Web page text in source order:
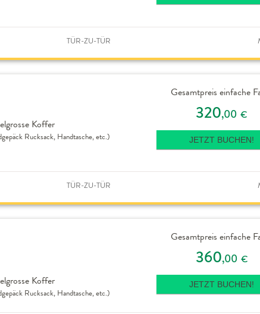
TÜR-ZU-TÜR
Koffer
Rucksack, Handtasche, etc.)
Gesamtpreis einfache
320,00 €
JETZT BUCHEN!
TÜR-ZU-TÜR
Koffer
Rucksack, Handtasche, etc.)
Gesamtpreis einfache
360,00 €
JETZT BUCHEN!